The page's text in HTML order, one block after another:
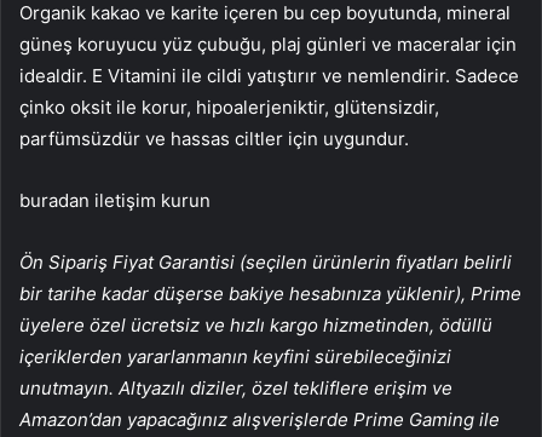
Organik kakao ve karite içeren bu cep boyutunda, mineral
güneş koruyucu yüz çubuğu, plaj günleri ve maceralar için
idealdir. E Vitamini ile cildi yatıştırır ve nemlendirir. Sadece
çinko oksit ile korur, hipoalerjeniktir, glütensizdir,
parfümsüzdür ve hassas ciltler için uygundur.
buradan iletişim kurun
Ön Sipariş Fiyat Garantisi (seçilen ürünlerin fiyatları belirli
bir tarihe kadar düşerse bakiye hesabınıza yüklenir), Prime
üyelere özel ücretsiz ve hızlı kargo hizmetinden, ödüllü
içeriklerden yararlanmanın keyfini sürebileceğinizi
unutmayın. Altyazılı diziler, özel tekliflere erişim ve
Amazon’dan yapacağınız alışverişlerde Prime Gaming ile